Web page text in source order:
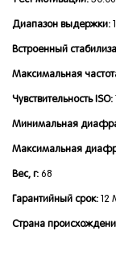
Диапазон выдержки:
Встроенный
Максимальная
Чувствительность ISO:
Минимальная
Максимальная
Вес, г: 68
Гарантийный срок: 12
Страна